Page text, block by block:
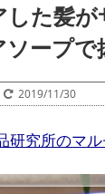
した髪
ープで
2019/11/30
研究所のマ